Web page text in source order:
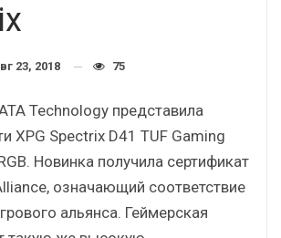
23, 2018 75
Technology представила
XPG Spectrix D41 TUF Gaming
Новинка получила сертификат
означающий соответствие
альянса. Геймерская